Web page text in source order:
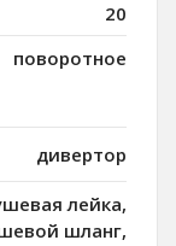
20
поворотное
дивертор
лейка,
шланг,